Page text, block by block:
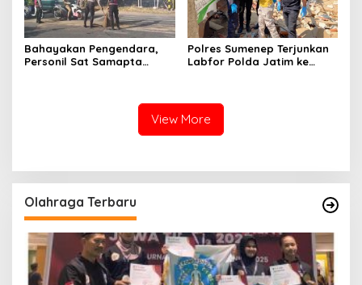
Bahayakan Pengendara,
Personil Sat Samapta
Polres Sumenep Terjunkan
Labfor Polda Jatim ke
View More
Olahraga Terbaru